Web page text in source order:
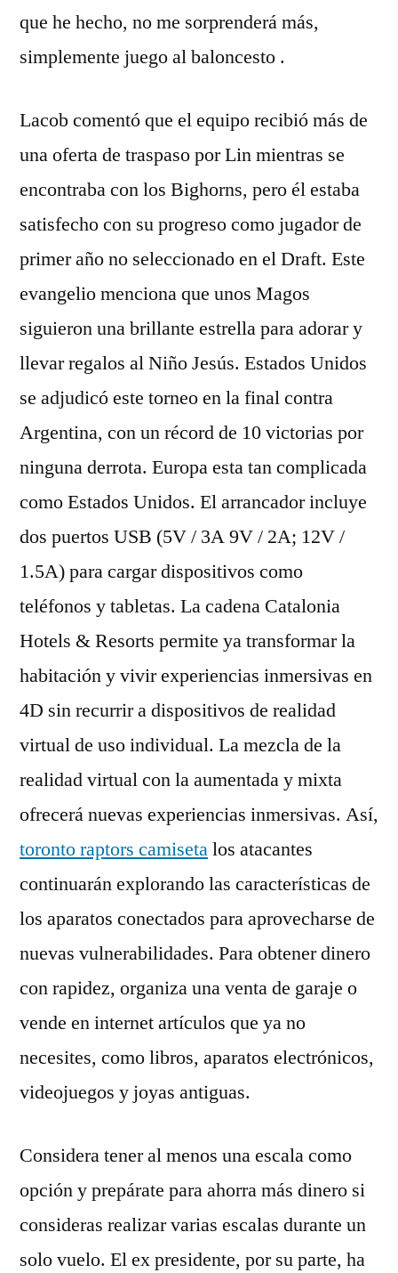
que he hecho, no me sorprenderá más,
simplemente juego al baloncesto .
Lacob comentó que el equipo recibió más de
una oferta de traspaso por Lin mientras se
encontraba con los Bighorns, pero él estaba
satisfecho con su progreso como jugador de
primer año no seleccionado en el Draft. Este
evangelio menciona que unos Magos
siguieron una brillante estrella para adorar y
llevar regalos al Niño Jesús. Estados Unidos
se adjudicó este torneo en la final contra
Argentina, con un récord de 10 victorias por
ninguna derrota. Europa esta tan complicada
como Estados Unidos. El arrancador incluye
dos puertos USB (5V / 3A 9V / 2A; 12V /
1.5A) para cargar dispositivos como
teléfonos y tabletas. La cadena Catalonia
Hotels & Resorts permite ya transformar la
habitación y vivir experiencias inmersivas en
4D sin recurrir a dispositivos de realidad
virtual de uso individual. La mezcla de la
realidad virtual con la aumentada y mixta
ofrecerá nuevas experiencias inmersivas. Así,
toronto raptors camisetalos atacantes
continuarán explorando las características de
los aparatos conectados para aprovecharse de
nuevas vulnerabilidades. Para obtener dinero
con rapidez, organiza una venta de garaje o
vende en internet artículos que ya no
necesites, como libros, aparatos electrónicos,
videojuegos y joyas antiguas.
Considera tener al menos una escala como
opción y prepárate para ahorra más dinero si
consideras realizar varias escalas durante un
solo vuelo. El ex presidente, por su parte, ha